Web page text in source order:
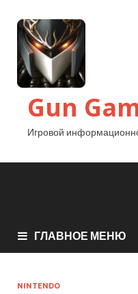
Gun
Игровой
ГЛАВНОЕ МЕНЮ
NINTENDO